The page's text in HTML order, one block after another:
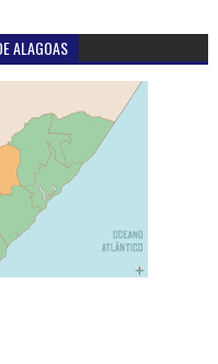
ALAGOAS